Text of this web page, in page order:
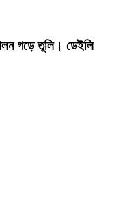
গড়ে তুলি। ডেইলি